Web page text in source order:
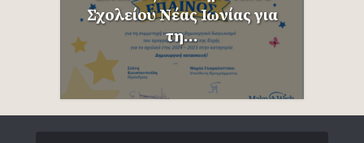
Σχολείου Νέας Ιωνίας για
τη...